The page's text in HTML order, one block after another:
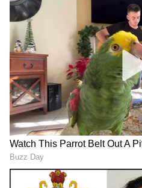
ಬೈರತಿ ಸುರೇಶ್ - ಸಾರಿಗೆ ಇಲಾಖೆ
ರಾಮಲಿಂಗಾರೆಡ್ಡಿ-
RECOMMENDED STORIES